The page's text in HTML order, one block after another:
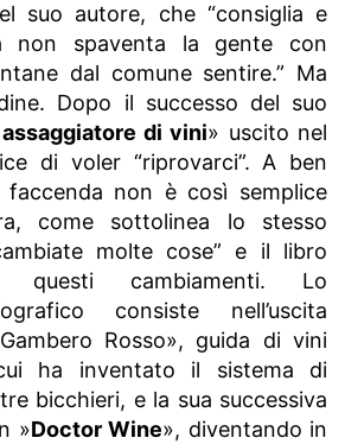
suo autore, che “consiglia e
non spaventa la gente con
dal comune sentire.” Ma
Dopo il successo del suo
di vini» uscito nel
di voler “riprovarci”. A ben
non è così semplice
come sottolinea lo stesso
molte cose” e il libro
questi cambiamenti. Lo
consiste nell’uscita
Rosso», guida di vini
ha inventato il sistema di
bicchieri, e la sua successiva
»Doctor Wine», diventando in